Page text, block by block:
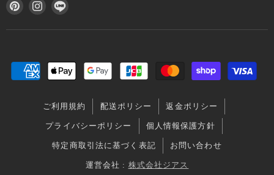
P
n
r
I
s
m
で
つ
L
N
見
て
く
さ
ご利用規約 配送ポリシー 返金ポリシー
プライバシーポリシー 個人情報保護方針
特定商取引法に基づく表記 お問い合わせ
運営会社 : 株式会社ジアス